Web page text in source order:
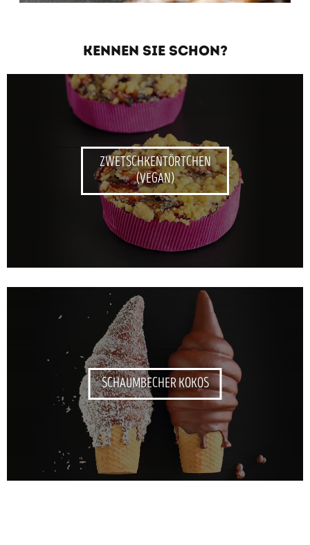
KENNEN SIE SCHON?
ZWETSCHKENTÖRTCHEN
(VEGAN)
SCHAUMBECHER KOKOS